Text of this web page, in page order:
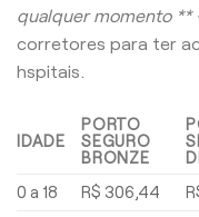
qualquer momento **
corretores para ter
hspitais.
IDADE
PORTO
SEGURO
BRONZE
0 a 18
R$ 306,44